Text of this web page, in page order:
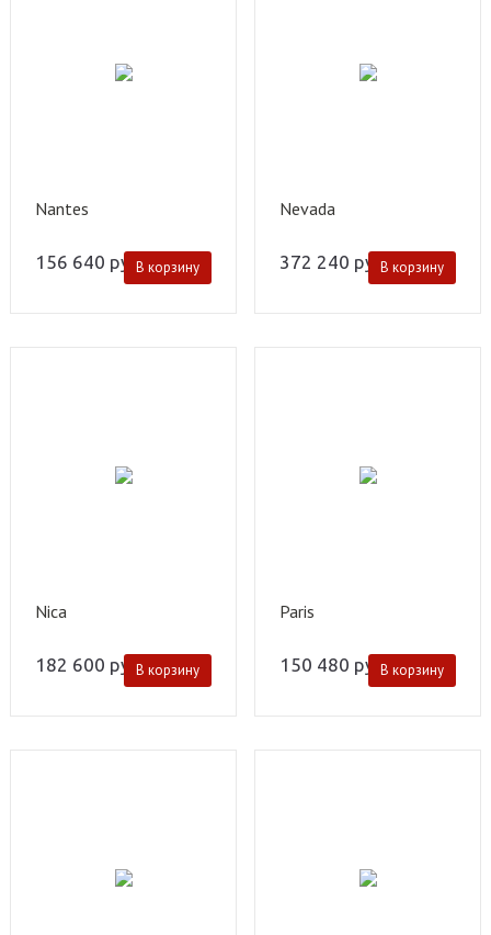
Nantes
156 640 руб.В корзину
Nevada
372 240 руб.В корзину
Nica
182 600 руб.В корзину
Paris
150 480 руб.В корзину